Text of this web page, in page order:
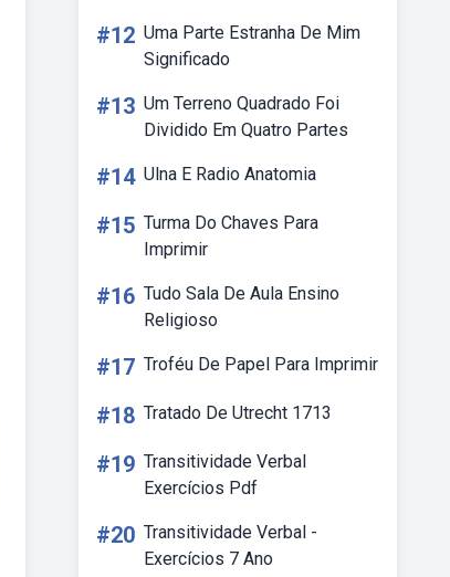
#12 Uma Parte Estranha De Mim
Significado
#13 Um Terreno Quadrado Foi
Dividido Em Quatro Partes
#14 Ulna E Radio Anatomia
#15 Turma Do Chaves Para
Imprimir
#16 Tudo Sala De Aula Ensino
Religioso
#17 Troféu De Papel Para Imprimir
#18 Tratado De Utrecht 1713
#19 Transitividade Verbal
Exercícios Pdf
#20 Transitividade Verbal -
Exercícios 7 Ano